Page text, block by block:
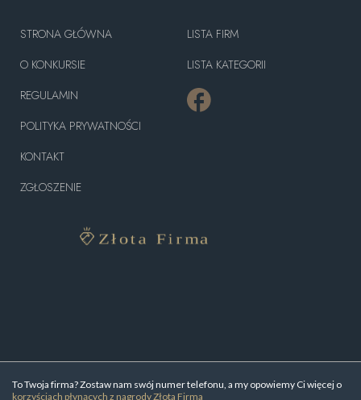
To Twoja firma? Zostaw nam swój numer telefonu, a my opowiemy Ci więcej o
korzyściach płynących z nagrody Złota Firma
STRONA GŁÓWNA
O KONKURSIE
REGULAMIN
POLITYKA PRYWATNOŚCI
KONTAKT
ZGŁOSZENIE
LISTA FIRM
LISTA KATEGORII